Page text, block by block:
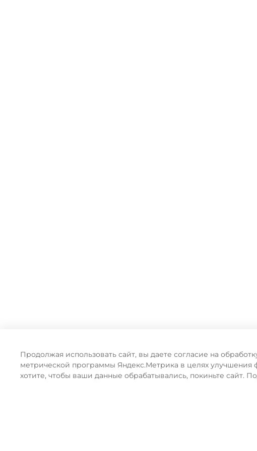
Продолжая использовать сайт, вы даете согласие на
метрической программы Яндекс.Метрика в целях улучшения
хотите, чтобы ваши данные обрабатывались, покиньте сайт.